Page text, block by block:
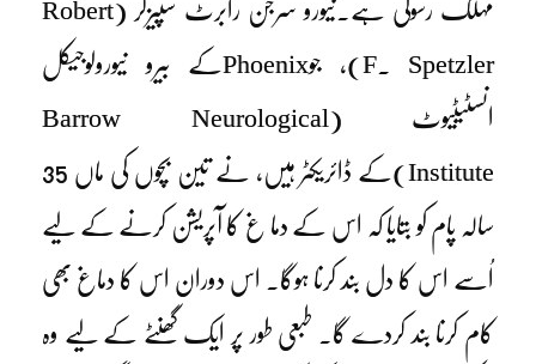
مہلک رسولی ہے۔نیورو سرجن رابرٹ سپیزلر (Robert
F. Spetzler)، جوPhoenixکے بیرو نیورولوجیکل
انسٹیٹیوٹ (Barrow Neurological
Institute)کے ڈائریکٹر ہیں، نے تین بچوں کی ماں 35
سالہ پام کو بتایا کہ اس کے دما غ کا آپریشن کرنے کے لیے
اُسے اس کا دل بند کرنا ہوگا۔ اس دوران اس کا دماغ بھی
کام کرنا بند کردے گا۔ طبعی طور پر ایک گھنٹے کے لیے وہ